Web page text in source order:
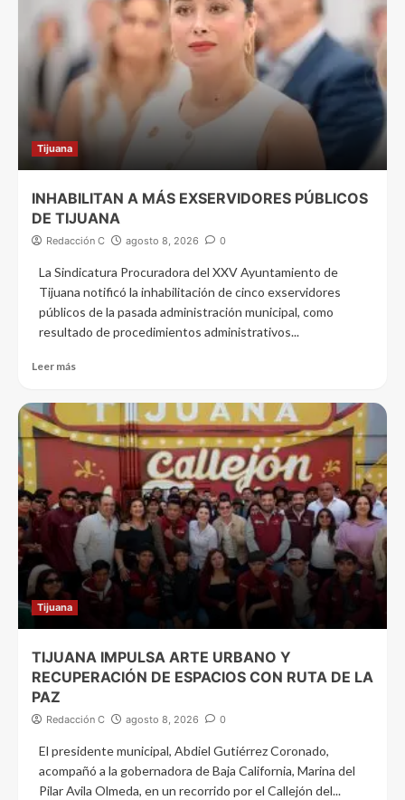
Tijuana
INHABILITAN A MÁS EXSERVIDORES PÚBLICOS
DE TIJUANA
Redacción C agosto 8, 2026 0
La Sindicatura Procuradora del XXV Ayuntamiento de
Tijuana notificó la inhabilitación de cinco exservidores
públicos de la pasada administración municipal, como
resultado de procedimientos administrativos...
Leer más
Tijuana
TIJUANA IMPULSA ARTE URBANO Y
RECUPERACIÓN DE ESPACIOS CON RUTA DE LA
PAZ
Redacción C agosto 8, 2026 0
El presidente municipal, Abdiel Gutiérrez Coronado,
acompañó a la gobernadora de Baja California, Marina del
Pilar Avila Olmeda, en un recorrido por el Callejón del...